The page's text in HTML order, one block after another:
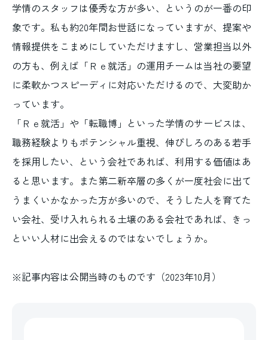
学情のスタッフは優秀な方が多い、というのが一番の印
象です。私も約20年間お世話になっていますが、提案や
情報提供をこまめにしていただけますし、営業担当以外
の方も、例えば「Ｒｅ就活」の運用チームは当社の要望
に柔軟かつスピーディに対応いただけるので、大変助か
っています。
「Ｒｅ就活」や「転職博」といった学情のサービスは、
職務経験よりもポテンシャル重視、伸びしろのある若手
を採用したい、という会社であれば、利用する価値はあ
ると思います。また第二新卒層の多くが一度社会に出て
うまくいかなかった方が多いので、そうした人を育てた
い会社、受け入れられる土壌のある会社であれば、きっ
といい人材に出会えるのではないでしょうか。
※記事内容は公開当時のものです（2023年10月）